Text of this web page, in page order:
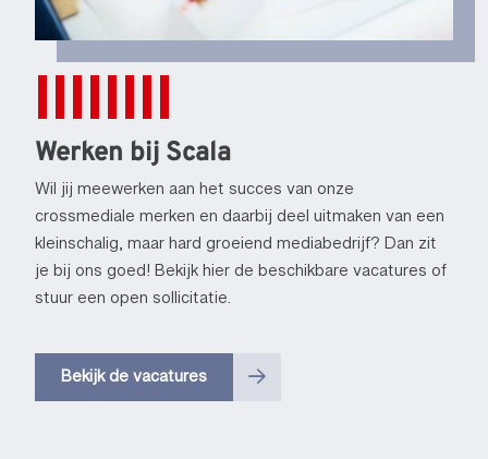
Werken bij Scala
Wil jij meewerken aan het succes van onze
crossmediale merken en daarbij deel uitmaken van een
kleinschalig, maar hard groeiend mediabedrijf? Dan zit
je bij ons goed! Bekijk hier de beschikbare vacatures of
stuur een open sollicitatie.
Bekijk de vacatures